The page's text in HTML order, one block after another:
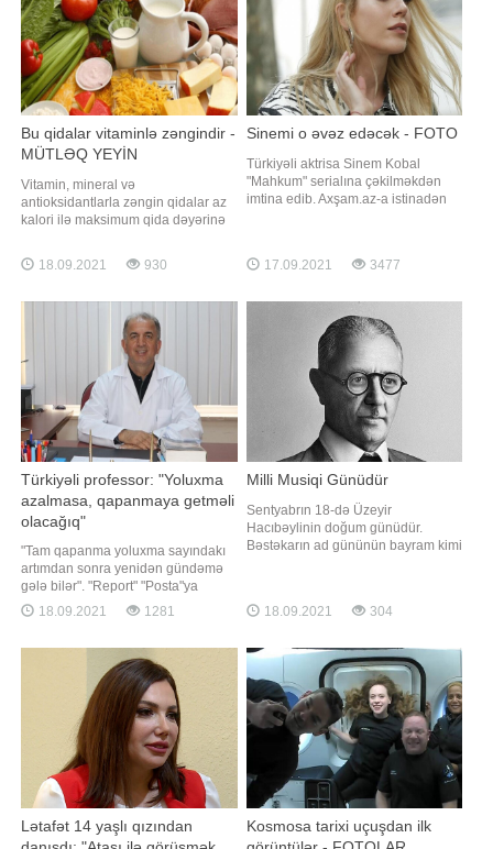
Bu qidalar vitaminlə zəngindir -
MÜTLƏQ YEYİN
Vitamin, mineral və
antioksidantlarla zəngin qidalar az
kalori ilə maksimum qida dəyərinə
məhsullarına, həmçinin super
qidalar da deyilir. -ın məlumatına
ki, gündəlik qida rasionunda super
qidaların istehlakın
18.09.2021 930
Sinemi o əvəz edəcək - FOTO
Türkiyəli aktrisa Sinem Kobal
"Mahkum" serialına çəkilməkdən
imtina edib. Axşam.az-a istinadən
Tunanın tərəf müqabili isə Seray
İsmayıl Hacıoğlu da yer alacaq
17.09.2021 3477
Türkiyəli professor: "Yoluxma
azalmasa, qapanmaya getməli
olacağıq"
"Tam qapanma yoluxma sayındakı
artımdan sonra yenidən gündəmə
gələ bilər". "Report" "Posta"ya
istinadən xəbər verir ki, bunu
türkiyəli professor Faruk Aydın
Qapanmaya getməmək üçün
mübarizə aparırıq. Amma yoluxma
sayını azalda bilməsək
18.09.2021 1281
Milli Musiqi Günüdür
Sentyabrın 18-də Üzeyir
Hacıbəylinin doğum günüdür.
Bəstəkarın ad gününün bayram kimi
Niyazi Üzeyir bəyin vəfatından
1995-ci ildə isə Prezident Heydər
18.09.2021 304
Lətafət 14 yaşlı qızından
Kosmosa tarixi uçuşdan ilk